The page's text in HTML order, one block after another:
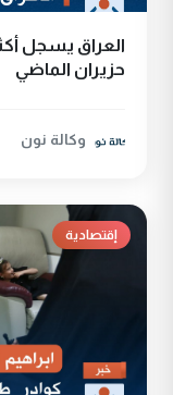
حزيران الماضي
وكالة نون
إقتصادية